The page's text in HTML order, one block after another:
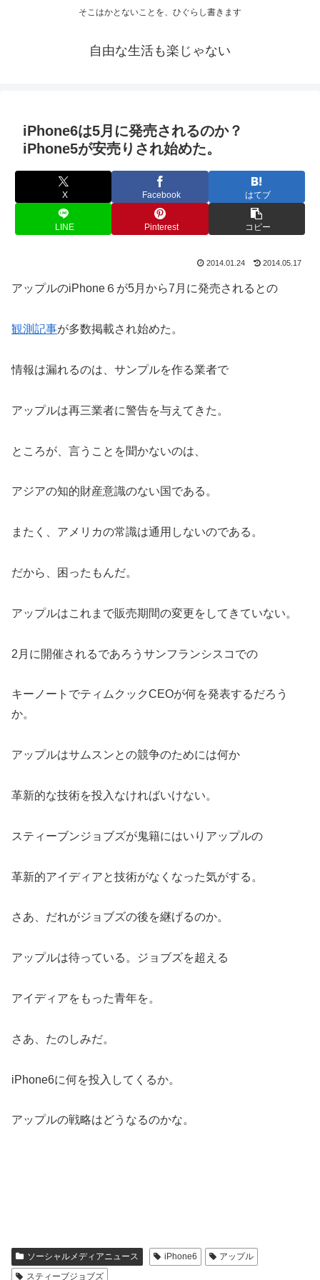
そこはかとないことを、ひぐらし書きます
自由な生活も楽じゃない
iPhone6は5月に発売されるのか？
iPhone5が安売りされ始めた。
X Facebook はてブ
LINE Pinterest コピー
2014.01.24 2014.05.17
アップルのiPhone６が5月から7月に発売されるとの
観測記事が多数掲載され始めた。
情報は漏れるのは、サンプルを作る業者で
アップルは再三業者に警告を与えてきた。
ところが、言うことを聞かないのは、
アジアの知的財産意識のない国である。
またく、アメリカの常識は通用しないのである。
だから、困ったもんだ。
アップルはこれまで販売期間の変更をしてきていない。
2月に開催されるであろうサンフランシスコでの
キーノートでティムクックCEOが何を発表するだろう
か。
アップルはサムスンとの競争のためには何か
革新的な技術を投入なければいけない。
スティーブンジョブズが鬼籍にはいりアップルの
革新的アイディアと技術がなくなった気がする。
さあ、だれがジョブズの後を継げるのか。
アップルは待っている。ジョブズを超える
アイディアをもった青年を。
さあ、たのしみだ。
iPhone6に何を投入してくるか。
アップルの戦略はどうなるのかな。
ソーシャルメディアニュース iPhone6
アップル
スティーブジョブズ